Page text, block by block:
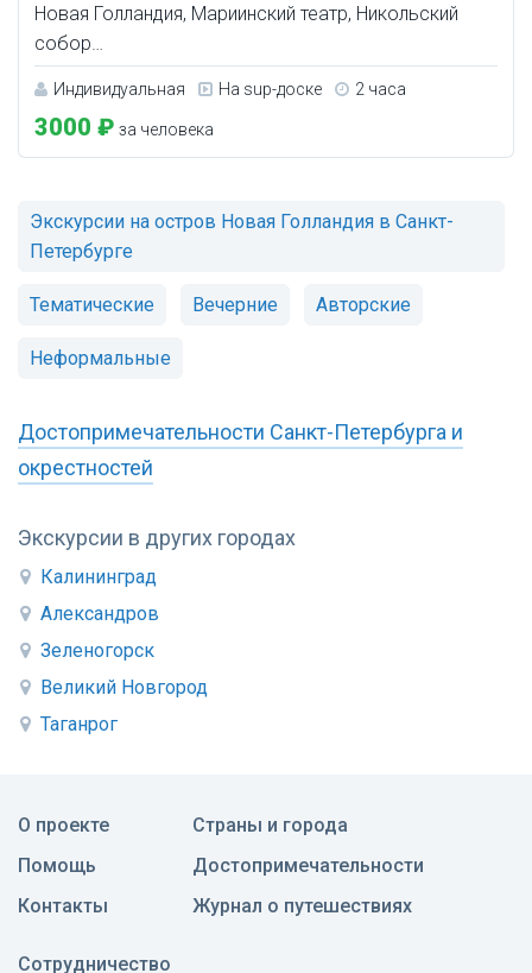
Экскурсии в других городах
Калининград
Александров
Зеленогорск
Великий Новгород
Таганрог
Новая Голландия, Мариинский театр, Никольский
собор…
Индивидуальная На sup-доске 2 часа
3000 ₽ за человека
Экскурсии на остров Новая Голландия в Санкт-
Петербурге
Тематические Вечерние Авторские
Неформальные
Достопримечательности Санкт-Петербурга и
окрестностей
О проекте
Помощь
Контакты
Страны и города
Достопримечательности
Журнал о путешествиях
Сотрудничество